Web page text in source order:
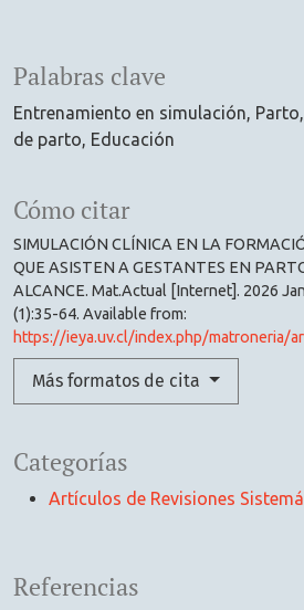
Palabras clave
Entrenamiento en simulación Parto
de parto Educación
Categorías
Artículos de Revisiones
Cómo citar
SIMULACIÓN CLÍNICA EN LA
QUE ASISTEN A GESTANTES EN
ALCANCE. Mat.Actual [Internet]. 2026
(1):35-64. Available from:
https://ieya.uv.cl/index.php/matroneria/
Más formatos de cita
Referencias